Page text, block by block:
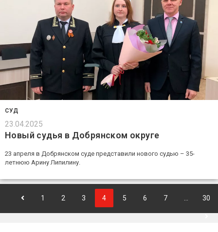
СУД
23.04.2025
Новый судья в Добрянском округе
23 апреля в Добрянском суде представили нового судью – 35-
летнюю Арину Липилину.
1 2 3 4 5 6 7 30